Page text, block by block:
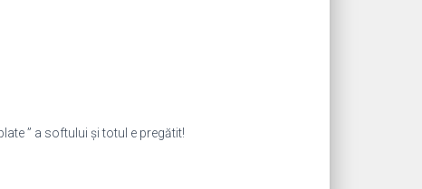
” a softului și totul e pregătit!